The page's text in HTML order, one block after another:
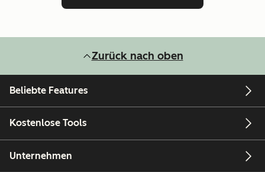
Zurück nach oben
Beliebte Features
Kostenlose Tools
Unternehmen